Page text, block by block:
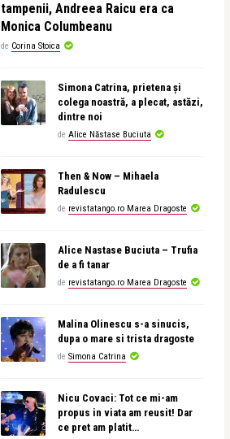
tampenii, Andreea Raicu era ca
Monica Columbeanu
de Corina Stoica
Simona Catrina, prietena și
colega noastră, a plecat, astăzi,
dintre noi
de Alice Năstase Buciuta
Then & Now – Mihaela
Radulescu
de revistatango.ro Marea Dragoste
Alice Nastase Buciuta – Trufia
de a fi tanar
de revistatango.ro Marea Dragoste
Malina Olinescu s-a sinucis,
dupa o mare si trista dragoste
de Simona Catrina
Nicu Covaci: Tot ce mi-am
propus in viata am reusit! Dar
ce pret am platit…